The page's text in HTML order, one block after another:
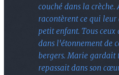
couché dans la
racontèrent ce qui
petit enfant. Tous
dans l'étonnement de
bergers. Marie gardait
repassait dans son